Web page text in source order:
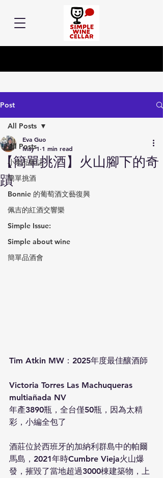
Post
All Posts
小余品飲誌
簡單挑酒
Bonnie 的葡萄酒文藝復興
佩吉的紅酒交響樂
Simple Issue:
Simple about wine
簡單品酒會
All Posts
【簡單挑酒】火山腳下的奇
蹟
Eva Guo
May 1 1 min read
Tim Atkin MW：2025年度最佳釀酒師
Victoria Torres Las Machuqueras
multiañada NV
年產3890瓶，全台僅50瓶，因為太精
彩，小編全包了
酒莊位於西班牙的加納利群島中的帕爾
馬島，2021年時Cumbre Vieja火山爆
發，摧毀了當地超過3000棟建築物，上